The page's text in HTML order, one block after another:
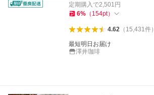
定期購入で2,501 円
6% （ 154pt）
4.62（ 15,431件）
最短明日お届け
澤井珈琲